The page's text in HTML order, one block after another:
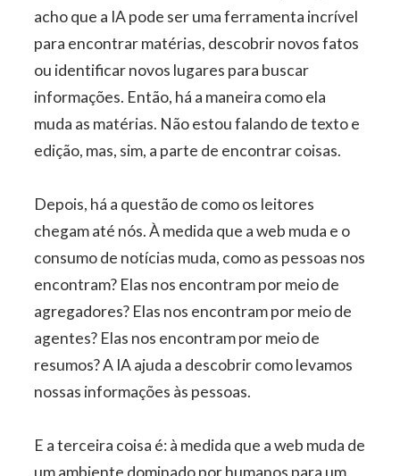
acho que a IA pode ser uma ferramenta incrível
para encontrar matérias, descobrir novos fatos
ou identificar novos lugares para buscar
informações. Então, há a maneira como ela
muda as matérias. Não estou falando de texto e
edição, mas, sim, a parte de encontrar coisas.
Depois, há a questão de como os leitores
chegam até nós. À medida que a web muda e o
consumo de notícias muda, como as pessoas nos
encontram? Elas nos encontram por meio de
agregadores? Elas nos encontram por meio de
agentes? Elas nos encontram por meio de
resumos? A IA ajuda a descobrir como levamos
nossas informações às pessoas.
E a terceira coisa é: à medida que a web muda de
um ambiente dominado por humanos para um